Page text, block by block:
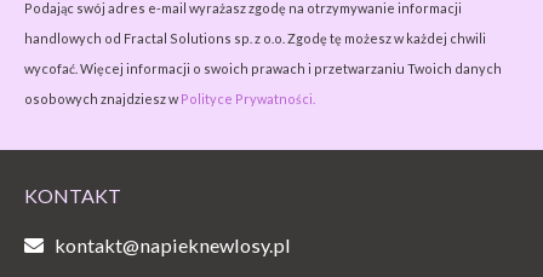
Podając swój adres e-mail wyrażasz zgodę na otrzymywanie informacji
handlowych od Fractal Solutions sp. z o.o. Zgodę tę możesz w każdej chwili
wycofać. Więcej informacji o swoich prawach i przetwarzaniu Twoich danych
osobowych znajdziesz w Polityce Prywatności.
KONTAKT
kontakt@napieknewlosy.pl